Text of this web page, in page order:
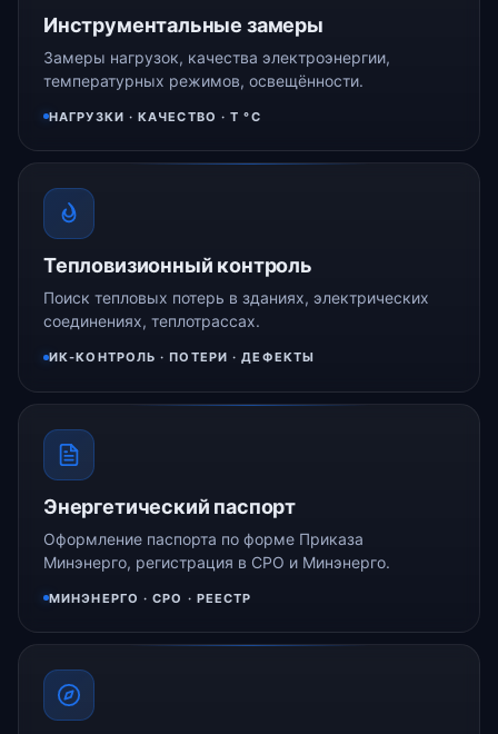
Инструментальные замеры
Замеры нагрузок, качества электроэнергии,
температурных режимов, освещённости.
НАГРУЗКИ · КАЧЕСТВО · Т °C
Тепловизионный контроль
Поиск тепловых потерь в зданиях, электрических
соединениях, теплотрассах.
ИК-КОНТРОЛЬ · ПОТЕРИ · ДЕФЕКТЫ
Энергетический паспорт
Оформление паспорта по форме Приказа
Минэнерго, регистрация в СРО и Минэнерго.
МИНЭНЕРГО · СРО · РЕЕСТР